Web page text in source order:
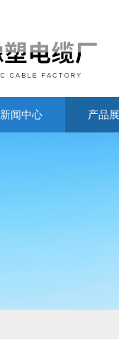
新闻中心 产品